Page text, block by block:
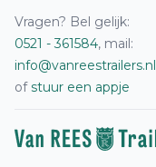
Vragen? Bel gelijk:
0521 - 361584, mail:
info@vanreestrailers.nl
ofstuur een appje